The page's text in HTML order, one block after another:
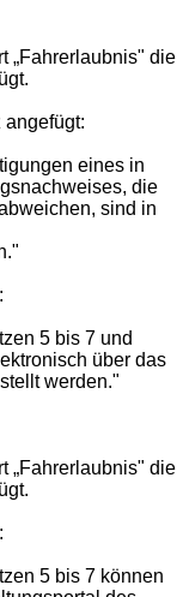
„Fahrerlaubnis" die
angefügt:
eines in
die
sind in
5 bis 7 und
über das
werden."
„Fahrerlaubnis" die
5 bis 7 können